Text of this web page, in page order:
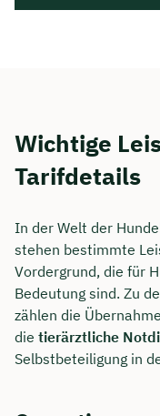
Wichtige
Tarifdetails
In der Welt der
stehen bestimmte
Vordergrund, die für
Bedeutung sind. Zu
zählen die
die tierärztliche
Selbstbeteiligung in